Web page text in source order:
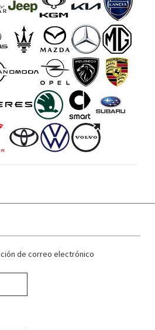
de correo electrónico